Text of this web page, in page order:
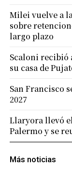
Más noticias
Milei vuelve a
sobre
largo plazo
Scaloni recibió
su casa de
San Francisco
2027
Llaryora llevó
Palermo y se